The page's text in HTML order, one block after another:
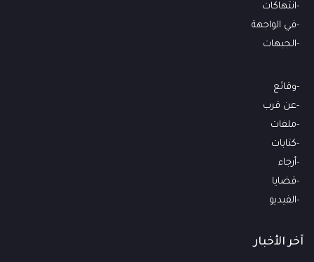
انتهاكات
في الواجهة
الجبهات
وقائع
عن قرب
ملفات
كتابات
أرجاء
قضايا
الفيديو
آخر الأخبار